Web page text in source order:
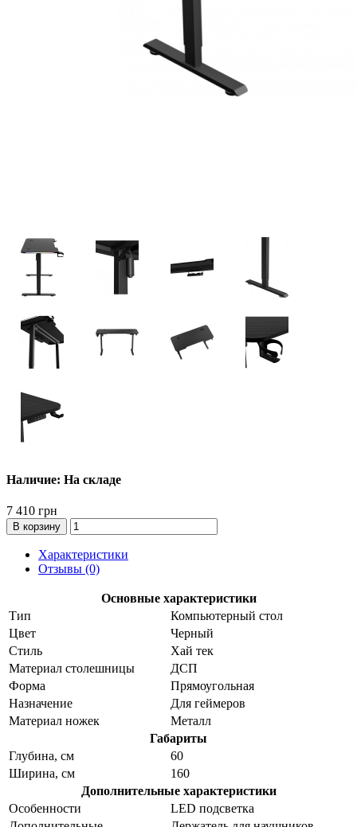
Наличие: На складе
7 410 грн
В корзину
Характеристики
Отзывы (0)
Основные характеристики
Тип
Компьютерный стол
Цвет
Черный
Стиль
Хай тек
Материал столешницы
ДСП
Форма
Прямоугольная
Назначение
Для геймеров
Материал ножек
Металл
Габариты
Глубина, см
60
Ширина, см
160
Дополнительные характеристики
Особенности
LED подсветка